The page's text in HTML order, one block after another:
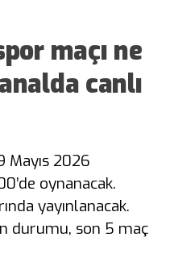
maçı ne
canlı
Mayıs 2026
oynanacak.
yayınlanacak.
durumu, son 5 maç